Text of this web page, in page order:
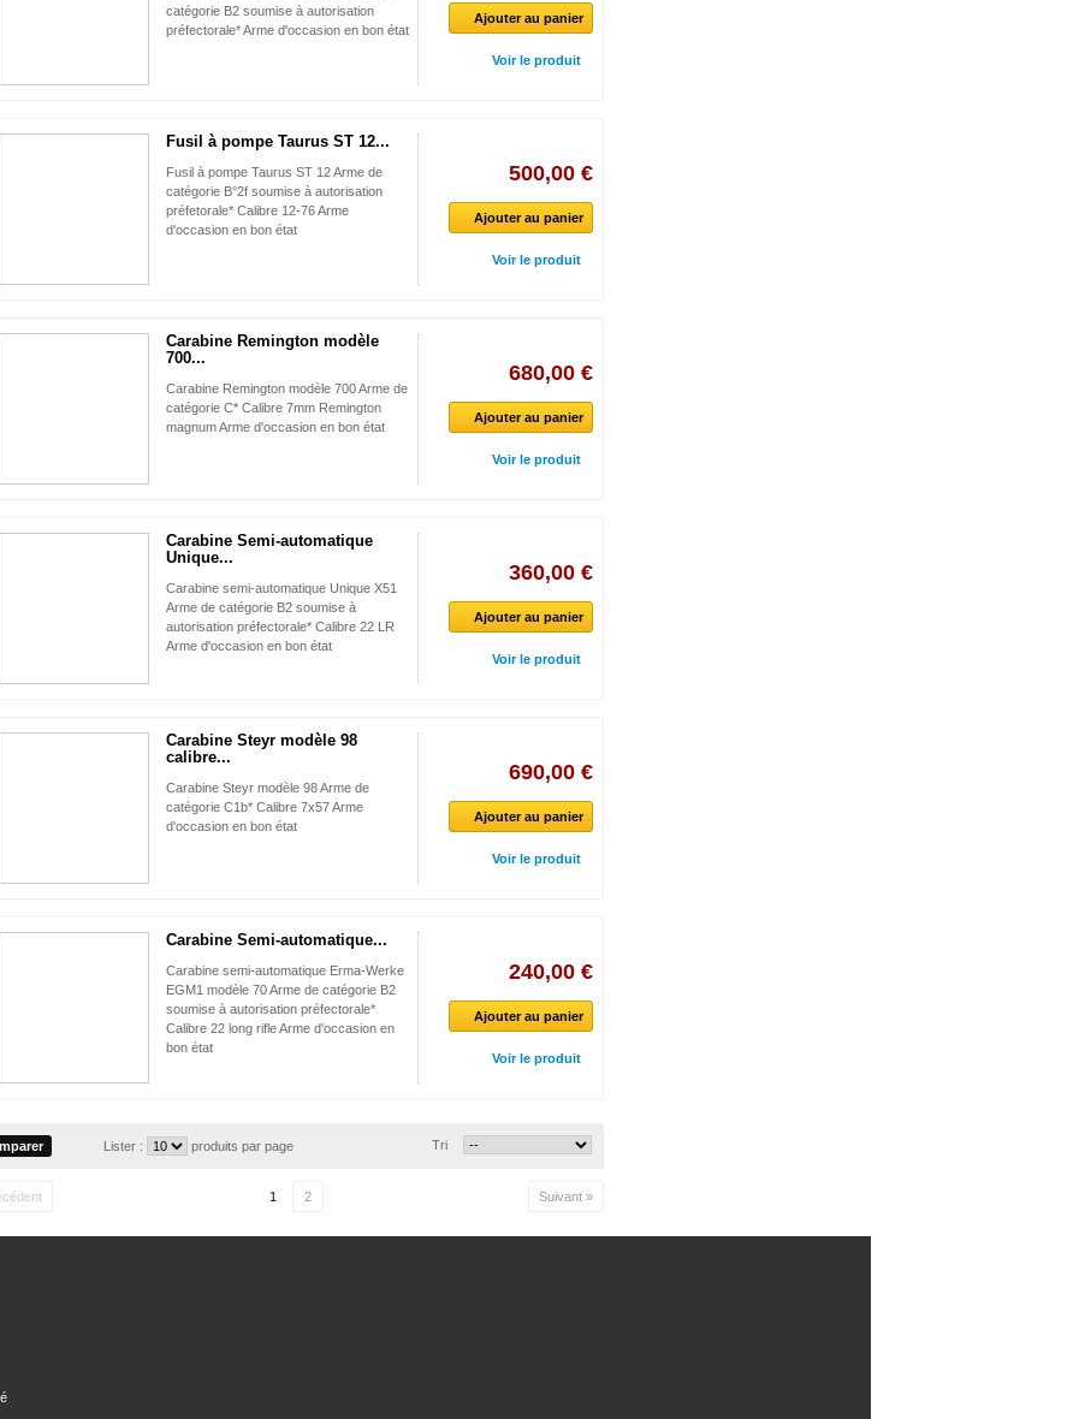
catégorie B2 soumise à autorisation
préfectorale* Arme d'occasion en bon état
Ajouter au panier
Voir le produit
Fusil à pompe Taurus ST 12...
Fusil à pompe Taurus ST 12 Arme de
catégorie B°2f soumise à autorisation
préfetorale* Calibre 12-76 Arme
d'occasion en bon état
500,00 €
Ajouter au panier
Voir le produit
Carabine Remington modèle
700...
Carabine Remington modèle 700 Arme de
catégorie C* Calibre 7mm Remington
magnum Arme d'occasion en bon état
680,00 €
Ajouter au panier
Voir le produit
Carabine Semi-automatique
Unique...
Carabine semi-automatique Unique X51
Arme de catégorie B2 soumise à
autorisation préfectorale* Calibre 22 LR
Arme d'occasion en bon état
360,00 €
Ajouter au panier
Voir le produit
Carabine Steyr modèle 98
calibre...
Carabine Steyr modèle 98 Arme de
catégorie C1b* Calibre 7x57 Arme
d'occasion en bon état
690,00 €
Ajouter au panier
Voir le produit
Carabine Semi-automatique...
Carabine semi-automatique Erma-Werke
EGM1 modèle 70 Arme de catégorie B2
soumise à autorisation préfectorale*
Calibre 22 long rifle Arme d'occasion en
bon état
240,00 €
Ajouter au panier
Voir le produit
Tri
Lister : produits par page
1 2 Suivant »